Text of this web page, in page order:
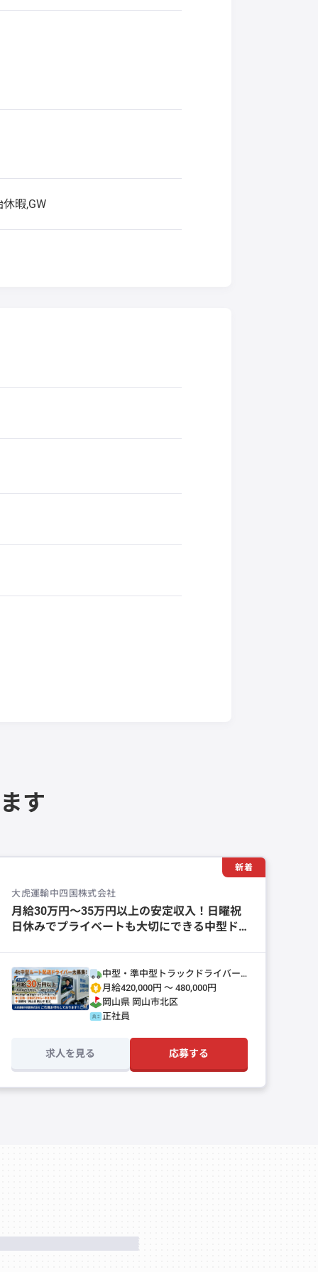
暇,GW
す
新着
大虎運輸中四国株式会社
月給30万円～35万円以上の安定収入！日曜祝
日休みでプライベートも大切にできる中型ド
中型・準中型トラックドライバー
(4t～)
月給420,000円 〜 480,000円
岡山県 岡山市北区
正社員
求人を見る 応募する